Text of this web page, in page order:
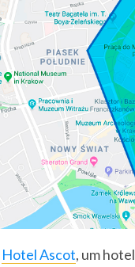
Hotel Ascot, um